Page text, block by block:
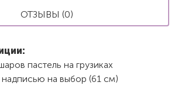
ОТЗЫВЫ (0)
пастель на грузиках
надписью на выбор (61 см)